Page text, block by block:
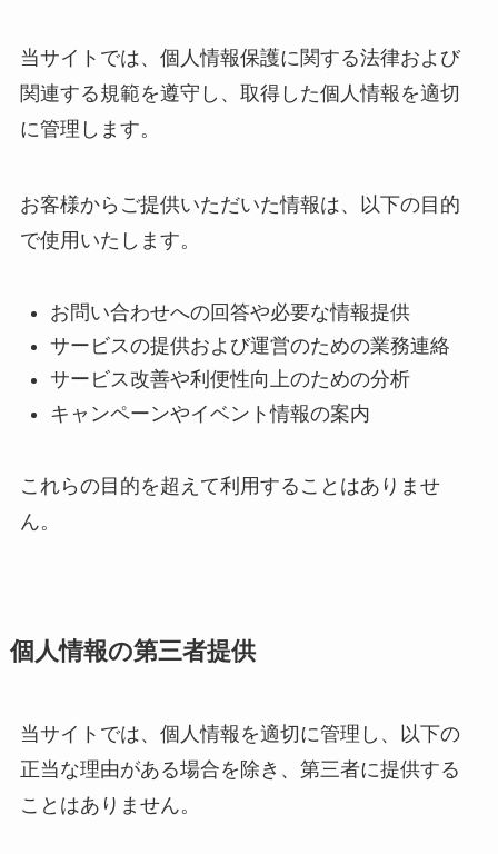
当サイトでは、個人情報保護に関する法律および
関連する規範を遵守し、取得した個人情報を適切
に管理します。
お客様からご提供いただいた情報は、以下の目的
で使用いたします。
お問い合わせへの回答や必要な情報提供
サービスの提供および運営のための業務連絡
サービス改善や利便性向上のための分析
キャンペーンやイベント情報の案内
これらの目的を超えて利用することはありませ
ん。
個人情報の第三者提供
当サイトでは、個人情報を適切に管理し、以下の
正当な理由がある場合を除き、第三者に提供する
ことはありません。